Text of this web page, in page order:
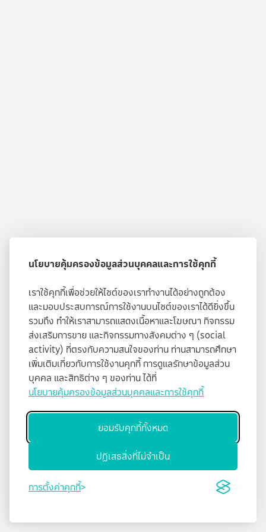
นโยบายคุ้มครองข้อมูลส่วนบุคคลและการใช้คุกกี้
เราใช้คุกกี้เพื่อช่วยให้ไซต์ของเราทำงานได้อย่างถูกต้อง
และมอบประสบการณ์การใช้งานบนไซต์ของเราได้ดียิ่งขึ้น
รวมถึง ทำให้เราสามารถแสดงเนื้อหาและโฆษณา กิจกรรม
ส่งเสริมการขาย และกิจกรรมทางสังคมต่าง ๆ (social
activity) ที่ตรงกับความสนใจของท่าน ท่านสามารถศึกษา
เพิ่มเติมเกี่ยวกับการใช้งานคุกกี้ การดูแลรักษาข้อมูลส่วน
บุคคล และสิทธิต่าง ๆ ของท่าน ได้ที่
นโยบายคุ้มครองข้อมูลส่วนบุคคลและการใช้คุกกี้
ยอมรับคุกกี้ทั้งหมด
ปฏิเสธสิ่งที่ไม่จำเป็น
การตั้งค่าคุกกี้